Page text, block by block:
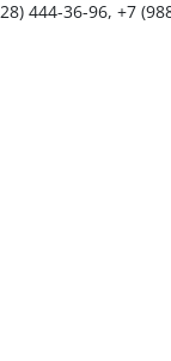
444-36-96, +7